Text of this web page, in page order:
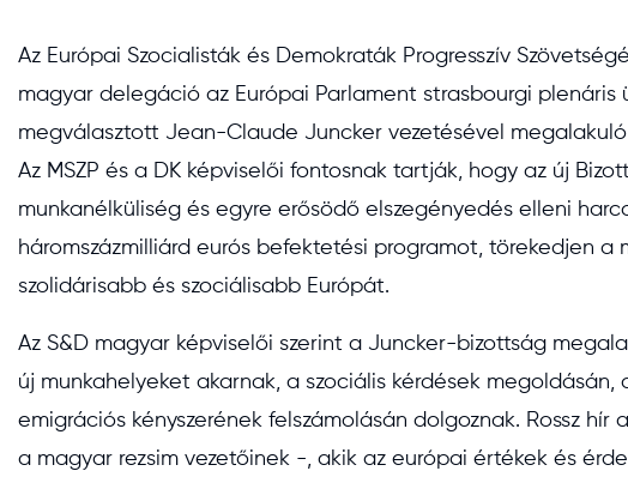
Az Európai Szocialisták és Demokraták Progresszív
magyar delegáció az Európai Parlament strasbourgi
megválasztott Jean-Claude Juncker vezetésével
Az MSZP és a DK képviselői fontosnak tartják, hogy az új
munkanélküliség és egyre erősödő elszegényedés elleni
háromszázmilliárd eurós befektetési programot, törekedjen a
szolidárisabb és szociálisabb Európát.
Az S&D magyar képviselői szerint a Juncker-bizottság
új munkahelyeket akarnak, a szociális kérdések
emigrációs kényszerének felszámolásán dolgoznak. Rossz
a magyar rezsim vezetőinek -, akik az európai értékek és